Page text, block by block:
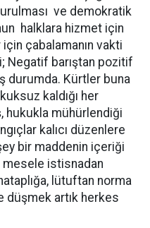
ve demokratik
halklara hizmet için
çabalamanın vakti
Negatif barıştan pozitif
durumda. Kürtler buna
kaldığı her
hukukla mühürlendiği
kalıcı düzenlere
bir maddenin içeriği
istisnadan
lütuftan norma
düşmek artık herkes